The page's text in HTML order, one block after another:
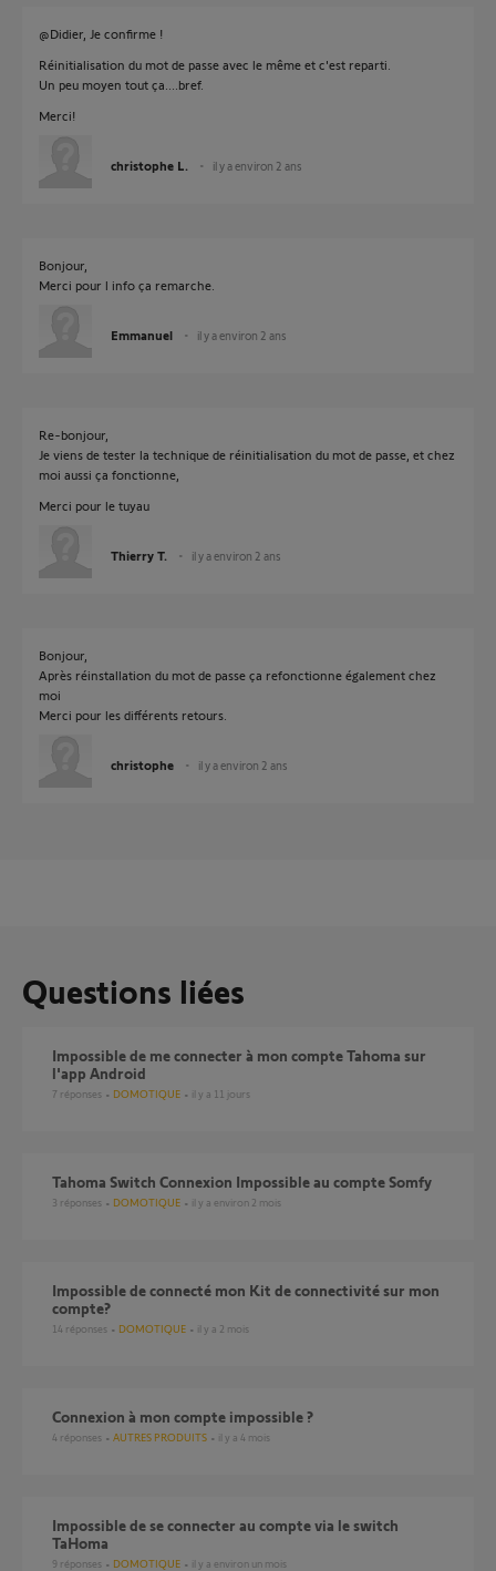
@Didier, Je confirme !
Réinitialisation du mot de passe avec le même et c'est reparti.
Un peu moyen tout ça....bref.
Merci!
christophe L. il y a environ 2 ans
Bonjour,
Merci pour l info ça remarche.
Emmanuel il y a environ 2 ans
Re-bonjour,
Je viens de tester la technique de réinitialisation du mot de passe, et chez
moi aussi ça fonctionne,
Merci pour le tuyau
Thierry T. il y a environ 2 ans
Bonjour,
Après réinstallation du mot de passe ça refonctionne également chez
moi
Merci pour les différents retours.
christophe il y a environ 2 ans
Questions liées
Impossible de me connecter à mon compte Tahoma sur
l'app Android
7 réponses DOMOTIQUE il y a 11 jours
Tahoma Switch Connexion Impossible au compte Somfy
3 réponses DOMOTIQUE il y a environ 2 mois
Impossible de connecté mon Kit de connectivité sur mon
compte?
14 réponses DOMOTIQUE il y a 2 mois
Connexion à mon compte impossible ?
4 réponses AUTRES PRODUITS il y a 4 mois
Impossible de se connecter au compte via le switch
TaHoma
9 réponses DOMOTIQUE il y a environ un mois